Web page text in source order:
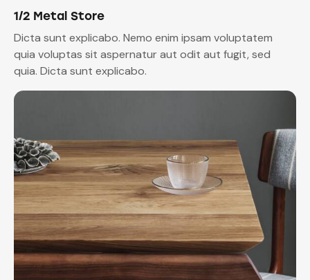
1/2 Metal Store
Dicta sunt explicabo. Nemo enim ipsam voluptatem
quia voluptas sit aspernatur aut odit aut fugit, sed
quia. Dicta sunt explicabo.